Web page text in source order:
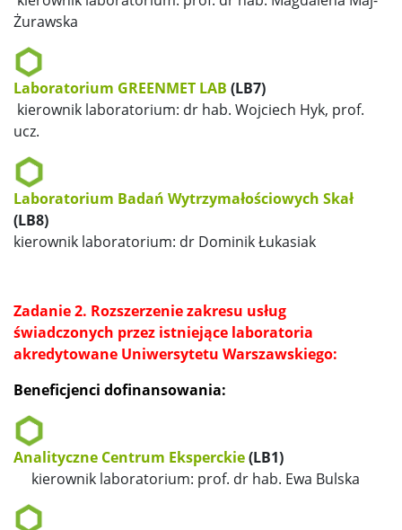
Żurawska
Laboratorium GREENMET LAB (LB7)
kierownik laboratorium: dr hab. Wojciech Hyk, prof.
ucz.
Laboratorium Badań Wytrzymałościowych Skał
(LB8)
kierownik laboratorium: dr Dominik Łukasiak
Zadanie 2. Rozszerzenie zakresu usług
świadczonych przez istniejące laboratoria
akredytowane Uniwersytetu Warszawskiego:
Beneficjenci dofinansowania:
Analityczne Centrum Eksperckie(LB1)
kierownik laboratorium: prof. dr hab. Ewa Bulska